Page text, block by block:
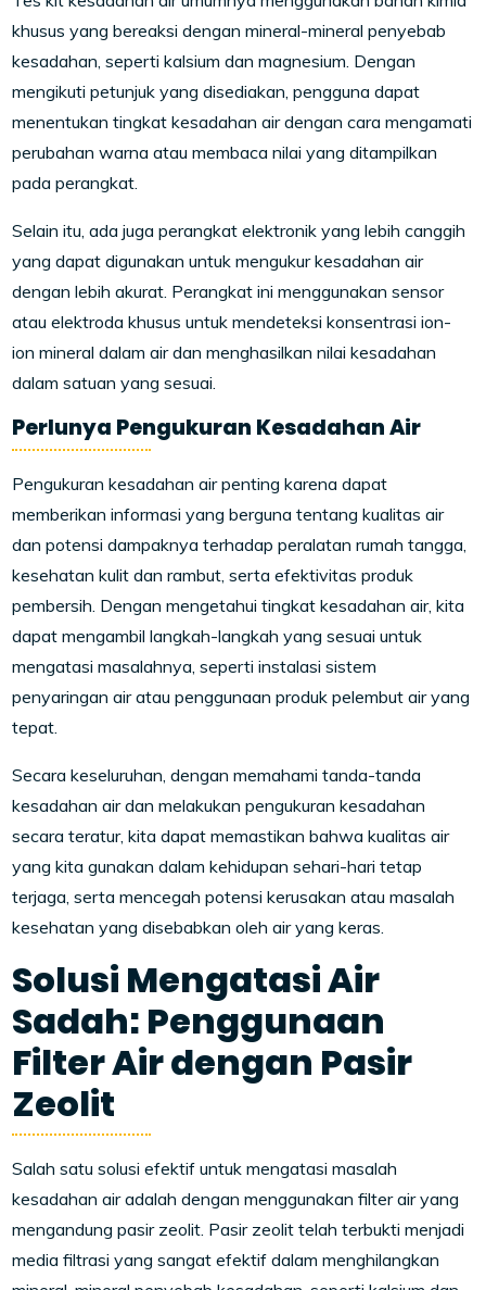
khusus yang bereaksi dengan mineral-mineral penyebab
kesadahan, seperti kalsium dan magnesium. Dengan
mengikuti petunjuk yang disediakan, pengguna dapat
menentukan tingkat kesadahan air dengan cara mengamati
perubahan warna atau membaca nilai yang ditampilkan
pada perangkat.
Selain itu, ada juga perangkat elektronik yang lebih canggih
yang dapat digunakan untuk mengukur kesadahan air
dengan lebih akurat. Perangkat ini menggunakan sensor
atau elektroda khusus untuk mendeteksi konsentrasi ion-
ion mineral dalam air dan menghasilkan nilai kesadahan
dalam satuan yang sesuai.
Perlunya Pengukuran Kesadahan Air
Pengukuran kesadahan air penting karena dapat
memberikan informasi yang berguna tentang kualitas air
dan potensi dampaknya terhadap peralatan rumah tangga,
kesehatan kulit dan rambut, serta efektivitas produk
pembersih. Dengan mengetahui tingkat kesadahan air, kita
dapat mengambil langkah-langkah yang sesuai untuk
mengatasi masalahnya, seperti instalasi sistem
penyaringan air atau penggunaan produk pelembut air yang
tepat.
Secara keseluruhan, dengan memahami tanda-tanda
kesadahan air dan melakukan pengukuran kesadahan
secara teratur, kita dapat memastikan bahwa kualitas air
yang kita gunakan dalam kehidupan sehari-hari tetap
terjaga, serta mencegah potensi kerusakan atau masalah
kesehatan yang disebabkan oleh air yang keras.
Solusi Mengatasi Air
Sadah: Penggunaan
Filter Air dengan Pasir
Zeolit
Salah satu solusi efektif untuk mengatasi masalah
kesadahan air adalah dengan menggunakan filter air yang
mengandung pasir zeolit. Pasir zeolit telah terbukti menjadi
media filtrasi yang sangat efektif dalam menghilangkan